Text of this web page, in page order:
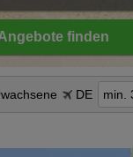
finden
DE min.